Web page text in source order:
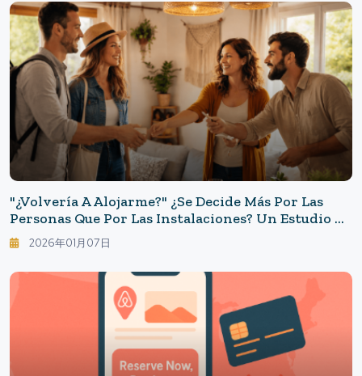
"¿Volvería A Alojarme?" ¿Se Decide Más Por Las
Personas Que Por Las Instalaciones? Un Estudio De
6 Años Sobre Las Claves Para Repetir En
Alojamientos Privados.
2026年01月07日